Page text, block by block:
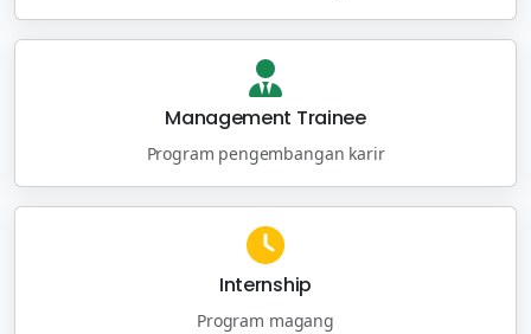
Management Trainee
Program pengembangan karir
Internship
Program magang